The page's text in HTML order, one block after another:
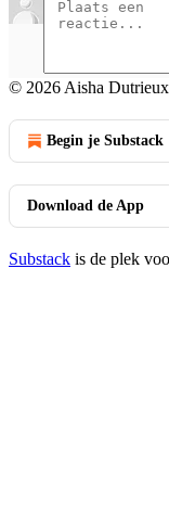
© 2026 Aisha Dutrieux
Begin je Substack
Download de App
Substack is de plek